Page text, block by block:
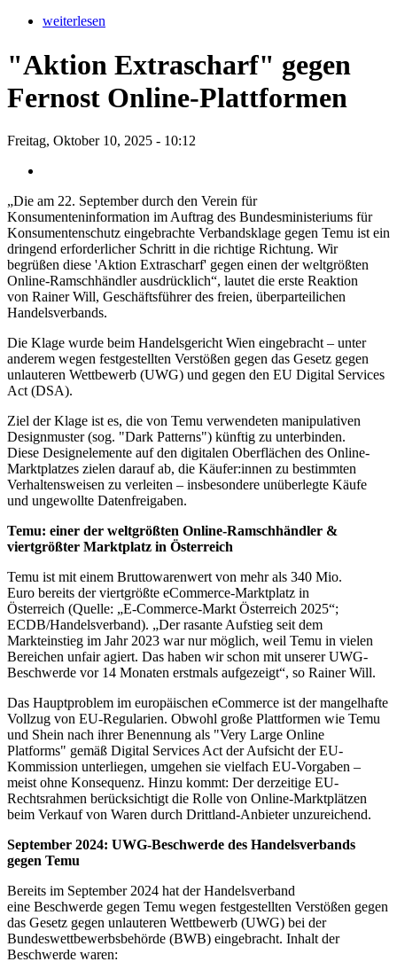
weiterlesen
"Aktion Extrascharf" gegen
Fernost Online-Plattformen
Freitag, Oktober 10, 2025 - 10:12
„Die am 22. September durch den Verein für
Konsumenteninformation im Auftrag des Bundesministeriums für
Konsumentenschutz eingebrachte Verbandsklage gegen Temu ist ein
dringend erforderlicher Schritt in die richtige Richtung. Wir
begrüßen diese 'Aktion Extrascharf' gegen einen der weltgrößten
Online-Ramschhändler ausdrücklich“, lautet die erste Reaktion
von Rainer Will, Geschäftsführer des freien, überparteilichen
Handelsverbands.
Die Klage wurde beim Handelsgericht Wien eingebracht – unter
anderem wegen festgestellten Verstößen gegen das Gesetz gegen
unlauteren Wettbewerb (UWG) und gegen den EU Digital Services
Act (DSA).
Ziel der Klage ist es, die von Temu verwendeten manipulativen
Designmuster (sog. "Dark Patterns") künftig zu unterbinden.
Diese Designelemente auf den digitalen Oberflächen des Online-
Marktplatzes zielen darauf ab, die Käufer:innen zu bestimmten
Verhaltensweisen zu verleiten – insbesondere unüberlegte Käufe
und ungewollte Datenfreigaben.
Temu: einer der weltgrößten Online-Ramschhändler &
viertgrößter Marktplatz in Österreich
Temu ist mit einem Bruttowarenwert von mehr als 340 Mio.
Euro bereits der viertgrößte eCommerce-Marktplatz in
Österreich (Quelle: „E-Commerce-Markt Österreich 2025“;
ECDB/Handelsverband). „Der rasante Aufstieg seit dem
Markteinstieg im Jahr 2023 war nur möglich, weil Temu in vielen
Bereichen unfair agiert. Das haben wir schon mit unserer UWG-
Beschwerde vor 14 Monaten erstmals aufgezeigt“, so Rainer Will.
Das Hauptproblem im europäischen eCommerce ist der mangelhafte
Vollzug von EU-Regularien. Obwohl große Plattformen wie Temu
und Shein nach ihrer Benennung als "Very Large Online
Platforms" gemäß Digital Services Act der Aufsicht der EU-
Kommission unterliegen, umgehen sie vielfach EU-Vorgaben –
meist ohne Konsequenz. Hinzu kommt: Der derzeitige EU-
Rechtsrahmen berücksichtigt die Rolle von Online-Marktplätzen
beim Verkauf von Waren durch Drittland-Anbieter unzureichend.
September 2024: UWG-Beschwerde des Handelsverbands
gegen Temu
Bereits im September 2024 hat der Handelsverband
eine Beschwerde gegen Temu wegen festgestellten Verstößen gegen
das Gesetz gegen unlauteren Wettbewerb (UWG) bei der
Bundeswettbewerbsbehörde (BWB) eingebracht. Inhalt der
Beschwerde waren: